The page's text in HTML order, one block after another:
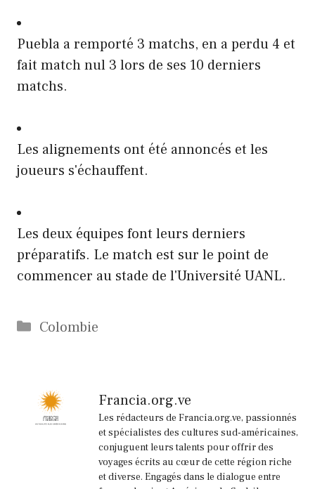
Puebla a remporté 3 matchs, en a perdu 4 et
fait match nul 3 lors de ses 10 derniers
matchs.
Les alignements ont été annoncés et les
joueurs s'échauffent.
Les deux équipes font leurs derniers
préparatifs. Le match est sur le point de
commencer au stade de l'Université UANL.
Catégories
Colombie
Francia.org.ve
Les rédacteurs de Francia.org.ve, passionnés
et spécialistes des cultures sud-américaines,
conjuguent leurs talents pour offrir des
voyages écrits au cœur de cette région riche
et diverse. Engagés dans le dialogue entre